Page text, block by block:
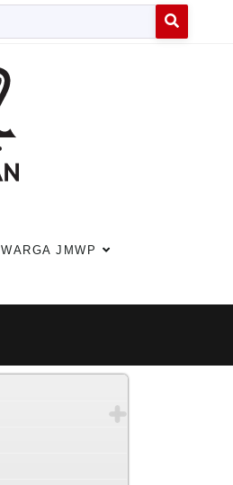
Cari
WARGA JMWP